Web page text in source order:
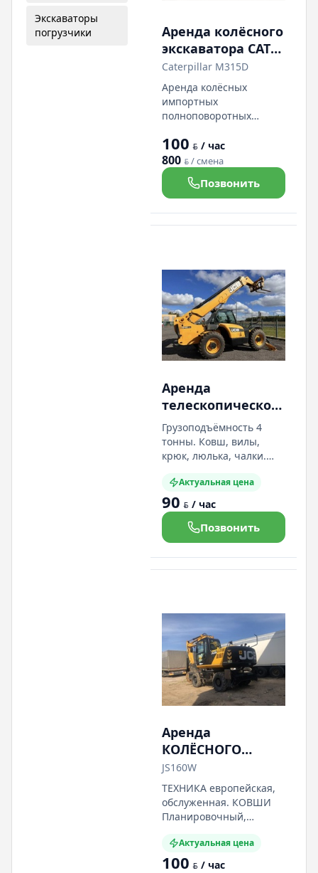
Экскаваторы
погрузчики
Аренда колёсного
экскаватора CAT
M315D.
СОБСТВЕННИК
Caterpillar M315D
Аренда колёсных
импортных
полноповоротных
предприятия имеется 6
колёсных экскаваторов,
экскаваторы-
погрузчики.
СОБСТВЕННИК.
100 BYN / час
800 BYN / смена
Позвонить
Аренда
телескопического
погрузчика JCB
540-140.
Собственник
Грузоподъёмность 4
тонны. Ковш, вилы,
крюк, люлька, чалки.
погрузочно-
разгрузочных работ.
Собственник. Также
предлагаем аренду
колёсных
полноповоротных
экскаваторов и
Актуальная цена
90 BYN / час
Позвонить
Аренда
КОЛЁСНОГО
экскаватора JCB
160W.
Собственник.
Планировочный
ковш
JS160W
ТЕХНИКА европейская,
обслуженная. КОВШИ
Планировочный,
колёсных
полноповоротных
Актуальная цена
100 BYN / час